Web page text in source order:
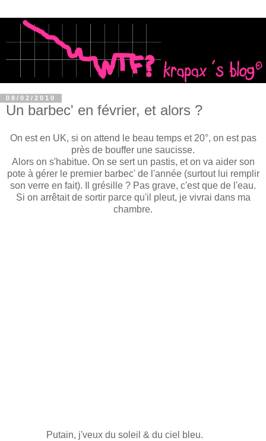
08/02/2010
Un barbec' en février, et alors ?
On est en UK, si on attend le beau temps et 20°, on est pas
près de bouffer une saucisse.
Alors on s'habitue. On se sert un pastis, et on va aider son
pote à gérer le premier barbec' de l'année (surtout lui remplir
son verre en fait). Il grésille ? Pas grave, c'est que de l'eau.
Si on arrêtait de sortir parce qu'il pleut, je vivrai dans ma
chambre.
Putain, j'veux du soleil & du ciel bleu.